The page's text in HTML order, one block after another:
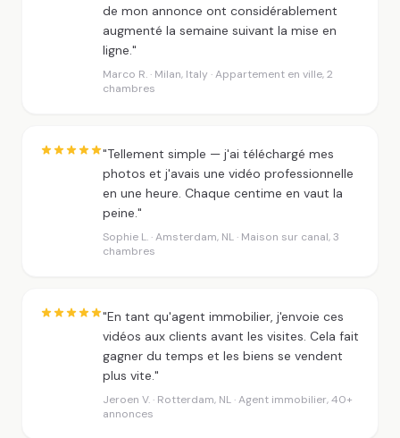
de mon annonce ont considérablement
augmenté la semaine suivant la mise en
ligne."
Marco R. · Milan, Italy · Appartement en ville, 2
chambres
"Tellement simple — j'ai téléchargé mes
photos et j'avais une vidéo professionnelle
en une heure. Chaque centime en vaut la
peine."
Sophie L. · Amsterdam, NL · Maison sur canal, 3
chambres
"En tant qu'agent immobilier, j'envoie ces
vidéos aux clients avant les visites. Cela fait
gagner du temps et les biens se vendent
plus vite."
Jeroen V. · Rotterdam, NL · Agent immobilier, 40+
annonces